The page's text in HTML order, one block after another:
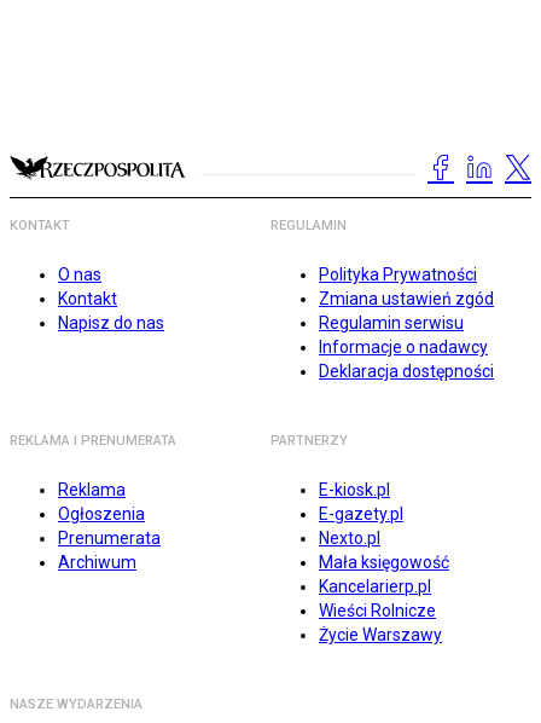
KONTAKT
O nas
Kontakt
Napisz do nas
REGULAMIN
Polityka Prywatności
Zmiana ustawień zgód
Regulamin serwisu
Informacje o nadawcy
Deklaracja dostępności
REKLAMA I PRENUMERATA
Reklama
Ogłoszenia
Prenumerata
Archiwum
PARTNERZY
E-kiosk.pl
E-gazety.pl
Nexto.pl
Mała księgowość
Kancelarierp.pl
Wieści Rolnicze
Życie Warszawy
NASZE WYDARZENIA